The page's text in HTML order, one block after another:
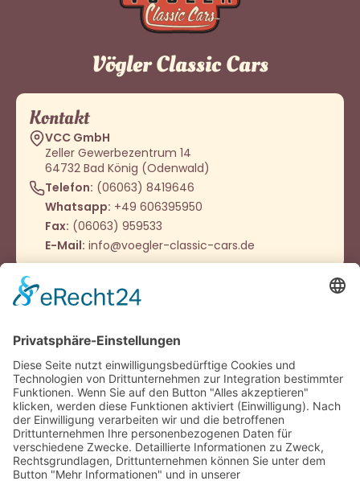
Vögler Classic Cars
Kontakt
VCC GmbH
Zeller Gewerbezentrum 14
64732 Bad König (Odenwald)
Telefon: (06063) 8419646
Whatsapp: +49 606395950
Fax: (06063) 959533
E-Mail: info@voegler-classic-cars.de
Öffnungszeiten
Montag - Donnerstag
9:00 – 12:00 Uhr
14:00 - 16:00 Uhr
Oder nach Vereinbarung
Häufig besucht
Impressum